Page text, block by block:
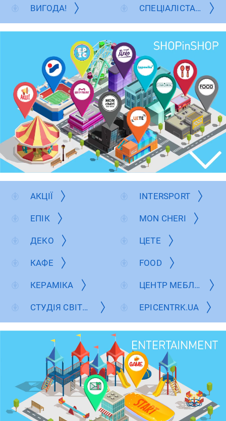
ВИГОДА! СПЕЦІАЛІСТАМ HORECA
АКЦІЇ INTERSPORT
ЕПІК MON CHERI
ДЕКО ЦЕТЕ
КАФЕ FOOD
КЕРАМІКА ЦЕНТР МЕБЛІВ
СТУДІЯ СВІТЛА EPICENTRK.UA